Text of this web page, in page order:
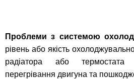
Проблеми з системою
рівень або якість
радіатора або термостата
перегрівання двигуна та